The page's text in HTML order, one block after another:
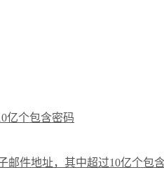
亿个包含密码
邮件地址，其中超过10亿个包